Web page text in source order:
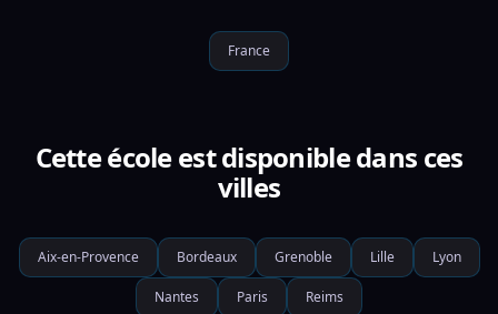
France
Cette école est disponible dans ces
villes
Aix-en-Provence Bordeaux Grenoble Lille Lyon
Nantes Paris Reims